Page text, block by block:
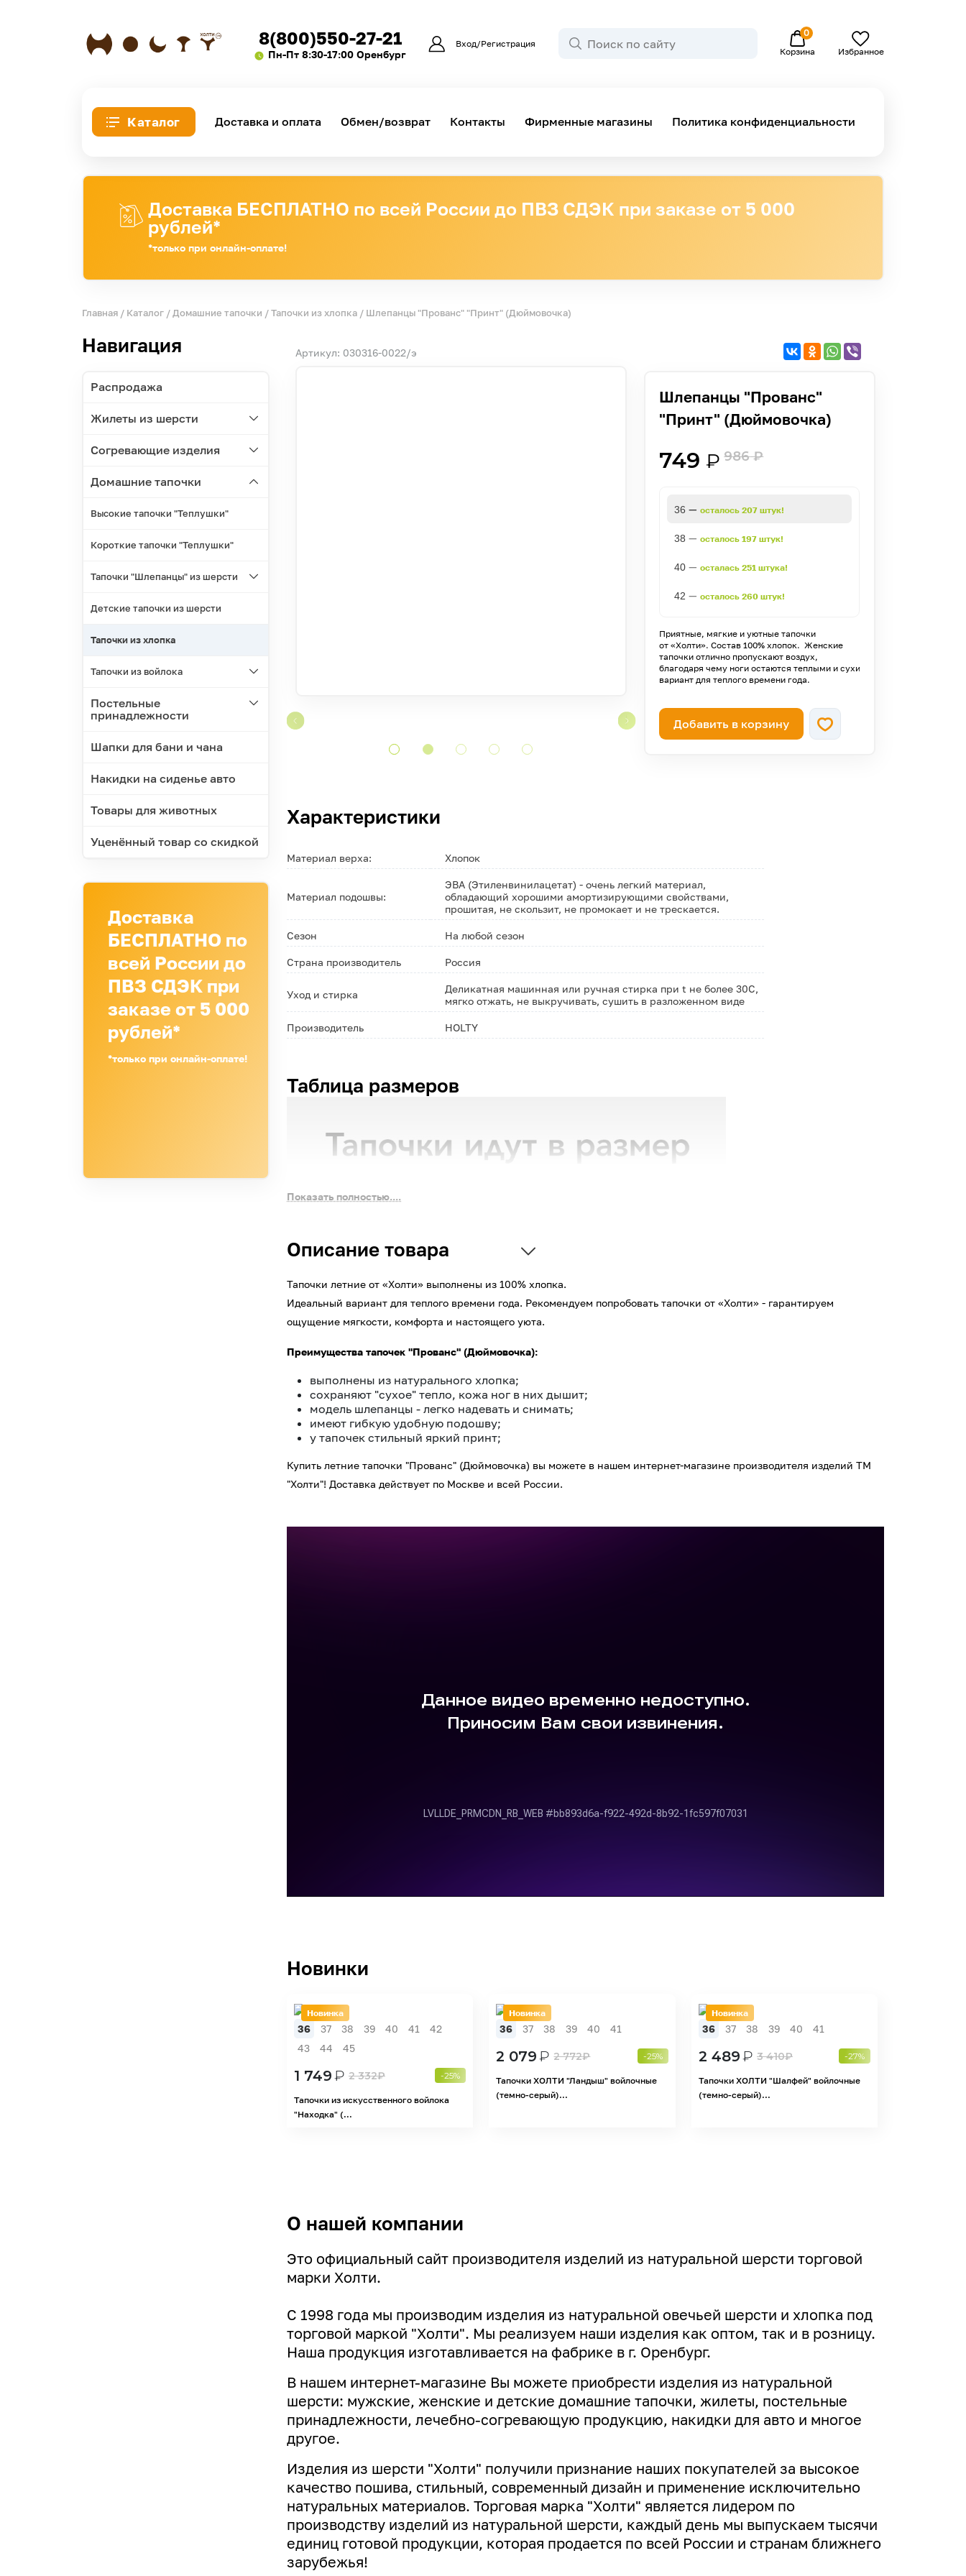
8(800)550-27-21
Пн-Пт 8:30-17:00 Оренбург
Вход/Регистрация
0
Корзина Избранное
Каталог Доставка и оплата Обмен/возврат Контакты Фирменные магазины Политика конфиденциальности
Доставка БЕСПЛАТНО по всей России до ПВЗ СДЭК при заказе от 5 000
рублей*
*только при онлайн-оплате!
Главная / Каталог / Домашние тапочки /Тапочки из хлопка / Шлепанцы "Прованс" "Принт" (Дюймовочка)
Навигация
Распродажа
Жилеты из шерсти
Согревающие изделия
Домашние тапочки
Высокие тапочки "Теплушки"
Короткие тапочки "Теплушки"
Тапочки "Шлепанцы" из шерсти
Детские тапочки из шерсти
Тапочки из хлопка
Тапочки из войлока
Постельные
принадлежности
Шапки для бани и чана
Накидки на сиденье авто
Товары для животных
Уценённый товар со скидкой
Доставка
БЕСПЛАТНО по
всей России до
ПВЗ СДЭК при
заказе от 5 000
рублей*
*только при онлайн-оплате!
Артикул: 030316-0022/э
Шлепанцы "Прованс"
"Принт" (Дюймовочка)
749 ₽ 986₽
36 —осталось 207 штук!
38 —осталось 197 штук!
40 —осталась 251 штука!
42 —осталось 260 штук!
Приятные, мягкие и уютные тапочки
от «Холти». Состав 100% хлопок. Женские
тапочки отлично пропускают воздух,
благодаря чему ноги остаются теплыми и сухими. Идеальный
вариант для теплого времени года.
Добавить в корзину
Характеристики
Материал верха: Хлопок
Материал подошвы:
ЭВА (Этиленвинилацетат) - очень легкий материал,
обладающий хорошими амортизирующими свойствами,
прошитая, не скользит, не промокает и не трескается.
Сезон На любой сезон
Страна производитель Россия
Уход и стирка
Деликатная машинная или ручная стирка при t не более 30С,
мягко отжать, не выкручивать, сушить в разложенном виде
Производитель HOLTY
Таблица размеров
Показать полностью....
Описание товара
Тапочки летние от «Холти» выполнены из 100% хлопка.
Идеальный вариант для теплого времени года. Рекомендуем попробовать тапочки от «Холти» - гарантируем
ощущение мягкости, комфорта и настоящего уюта.
Преимущества тапочек "Прованс" (Дюймовочка):
выполнены из натурального хлопка;
сохраняют "сухое" тепло, кожа ног в них дышит;
модель шлепанцы - легко надевать и снимать;
имеют гибкую удобную подошву;
у тапочек стильный яркий принт;
Купить летние тапочки "Прованс" (Дюймовочка) вы можете в нашем интернет-магазине производителя изделий ТМ
"Холти"! Доставка действует по Москве и всей России.
Новинки
Новинка
36 37 38 39 40 41
42
43
44 45
1 749₽ 2 332₽ -25%
Тапочки из искусственного войлока
"Находка" (...
Новинка
36 37 38 39 40 41
2 079₽ 2 772₽ -25%
Тапочки ХОЛТИ "Ландыш" войлочные
(темно-серый)...
Новинка
36 37 38 39 40 41
2 489₽ 3 410₽ -27%
Тапочки ХОЛТИ "Шалфей" войлочные
(темно-серый)...
О нашей компании
Это официальный сайт производителя изделий из натуральной шерсти торговой
марки Холти.
С 1998 года мы производим изделия из натуральной овечьей шерсти и хлопка под
торговой маркой "Холти". Мы реализуем наши изделия как оптом, так и в розницу.
Наша продукция изготавливается на фабрике в г. Оренбург.
В нашем интернет-магазине Вы можете приобрести изделия из натуральной
шерсти: мужские, женские и детские домашние тапочки, жилеты, постельные
принадлежности, лечебно-согревающую продукцию, накидки для авто и многое
другое.
Изделия из шерсти "Холти" получили признание наших покупателей за высокое
качество пошива, стильный, современный дизайн и применение исключительно
натуральных материалов. Торговая марка "Холти" является лидером по
производству изделий из натуральной шерсти, каждый день мы выпускаем тысячи
единиц готовой продукции, которая продается по всей России и странам ближнего
зарубежья!